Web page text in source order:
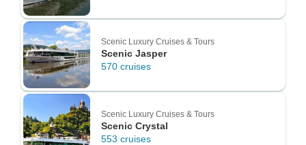
Scenic Luxury Cruises & Tours
Scenic Jasper
570 cruises
Scenic Luxury Cruises & Tours
Scenic Crystal
553 cruises